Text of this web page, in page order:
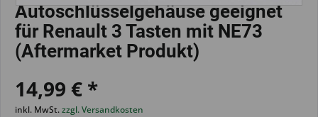
Autoschlüsselgehäuse geeignet
für Renault 3 Tasten mit NE73
(Aftermarket Produkt)
14,99 € *
inkl. MwSt.zzgl. Versandkosten